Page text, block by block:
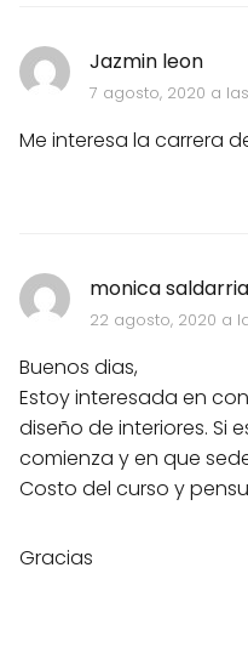
Jazmin leon
7 agosto, 2020 a
Me interesa la carrera
monica
22 agosto, 2020 a
Buenos dias,
Estoy interesada en
diseño de interiores. Si
comienza y en que
Costo del curso y
Gracias